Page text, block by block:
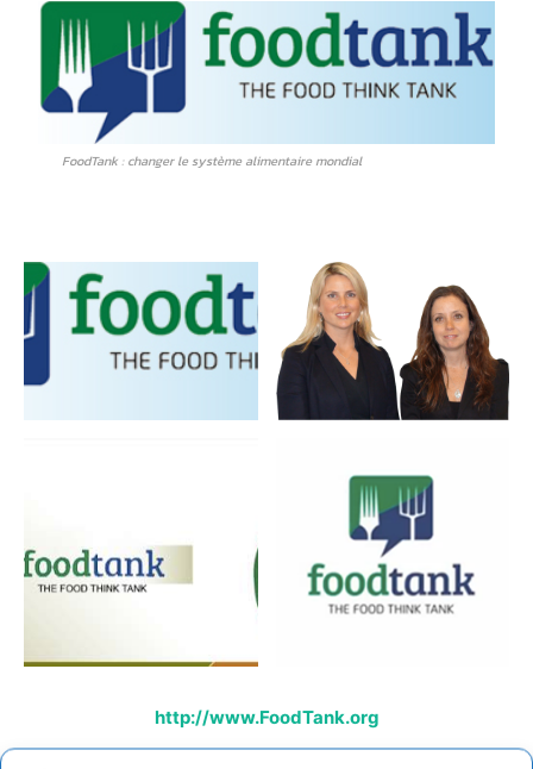
FoodTank : changer le système alimentaire mondial
http://www.FoodTank.org